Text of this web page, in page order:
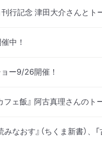
刊行記念 津田大介さんと
中！
ー9/26開催！
ェ飯』 阿古真理さんのト
なおす』（ちくま新書）、